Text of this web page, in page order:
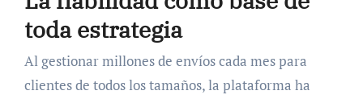
toda estrategia
Al gestionar millones de envíos cada mes para
clientes de todos los tamaños, la plataforma ha